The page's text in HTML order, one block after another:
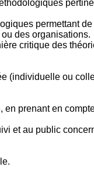
permettant
des organisations.
critique des
(individuelle ou
prenant en
et au public